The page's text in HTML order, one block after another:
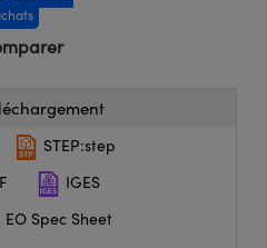
STEP:step
IGES
EO Spec Sheet